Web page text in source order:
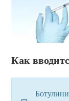
Как